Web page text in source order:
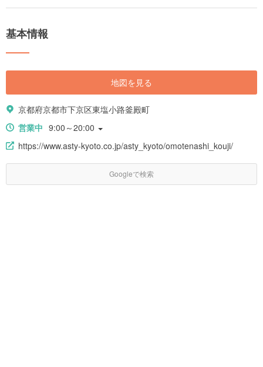
基本情報
地図を見る
京都府京都市下京区東塩小路釜殿町
営業中 9:00～20:00
https://www.asty-kyoto.co.jp/asty_kyoto/omotenashi_kouji/
Googleで検索